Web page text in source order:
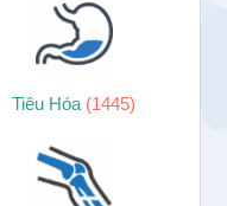
Tiêu Hóa (1445)